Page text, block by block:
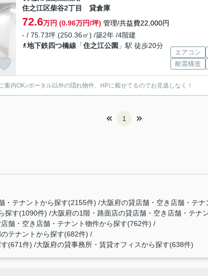
住之江区柴谷2丁目 貸倉庫
72.6万円 (0.96万円/坪) 管理/共益費22,000円
- / 75.73坪 (250.36㎡) /築2年 /4階建
地下鉄四つ橋線 「住之江公園 」駅 徒歩20分
エアコン
耐震構造
内OK♪ポータル以外の隠れ物件、HPに載せてるのでお見逃しなく！
1
・テナントから探す(2155件)
大阪府の貸店舗・空き店舗・テ
探す(1090件)
大阪府の1階・路面店の貸店舗・空き店舗・テナ
舗・空き店舗・テナント物件から探す(762件)
テナントから探す(682件)
(671件)
大阪府の貸事務所・賃貸オフィスから探す(638件)